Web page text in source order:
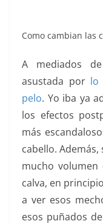
Como cambian las
A mediados
asustada por lo
pelo. Yo iba ya
los efectos
más
cabello.
mucho
calva, en
a ver esos
esos puñados